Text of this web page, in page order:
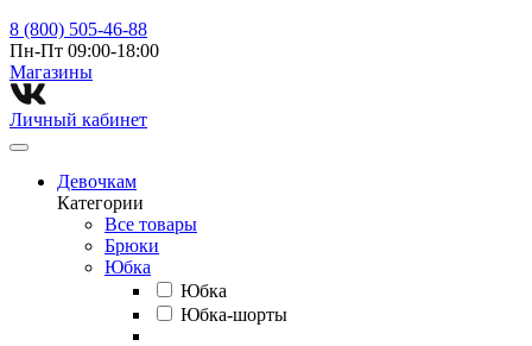
8 (800) 505-46-88
Пн-Пт 09:00-18:00
Магазины⁠
Личный кабинет
Девочкам
Категории
Все товары
Брюки
Юбка
Юбка
Юбка-шорты